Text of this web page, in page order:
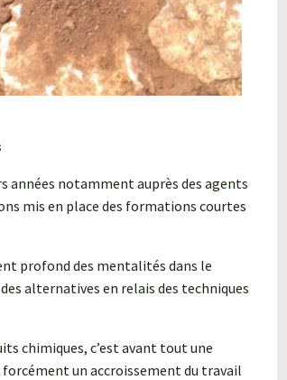
années notamment auprès des agents
mis en place des formations courtes
profond des mentalités dans le
alternatives en relais des techniques
chimiques, c’est avant tout une
un accroissement du travail